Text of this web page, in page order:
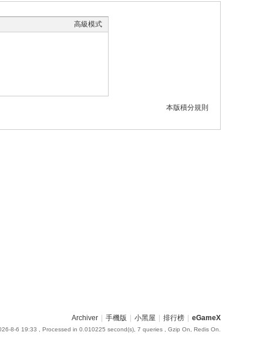
高級模式
本版積分規則
Archiver 手機版 小黑屋 排行榜 eGameX
8-6 19:33 , Processed in 0.010225 second(s), 7 queries , Gzip On, Redis On.